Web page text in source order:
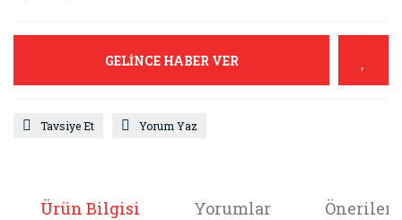
GELİNCE HABER VER
Tavsiye Et Yorum Yaz
Ürün Bilgisi Yorumlar